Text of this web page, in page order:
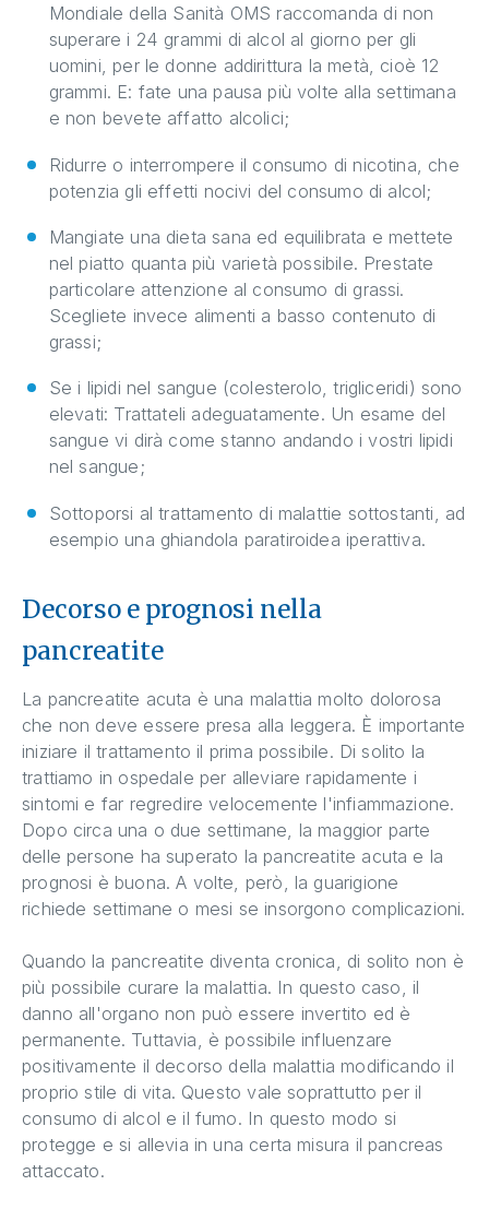
Mondiale della Sanità OMS raccomanda di non
superare i 24 grammi di alcol al giorno per gli
uomini, per le donne addirittura la metà, cioè 12
grammi. E: fate una pausa più volte alla settimana
e non bevete affatto alcolici;
Ridurre o interrompere il consumo di nicotina, che
potenzia gli effetti nocivi del consumo di alcol;
Mangiate una dieta sana ed equilibrata e mettete
nel piatto quanta più varietà possibile. Prestate
particolare attenzione al consumo di grassi.
Scegliete invece alimenti a basso contenuto di
grassi;
Se i lipidi nel sangue (colesterolo, trigliceridi) sono
elevati: Trattateli adeguatamente. Un esame del
sangue vi dirà come stanno andando i vostri lipidi
nel sangue;
Sottoporsi al trattamento di malattie sottostanti, ad
esempio una ghiandola paratiroidea iperattiva.
Decorso e prognosi nella
pancreatite
La pancreatite acuta è una malattia molto dolorosa
che non deve essere presa alla leggera. È importante
iniziare il trattamento il prima possibile. Di solito la
trattiamo in ospedale per alleviare rapidamente i
sintomi e far regredire velocemente l'infiammazione.
Dopo circa una o due settimane, la maggior parte
delle persone ha superato la pancreatite acuta e la
prognosi è buona. A volte, però, la guarigione
richiede settimane o mesi se insorgono complicazioni.
Quando la pancreatite diventa cronica, di solito non è
più possibile curare la malattia. In questo caso, il
danno all'organo non può essere invertito ed è
permanente. Tuttavia, è possibile influenzare
positivamente il decorso della malattia modificando il
proprio stile di vita. Questo vale soprattutto per il
consumo di alcol e il fumo. In questo modo si
protegge e si allevia in una certa misura il pancreas
attaccato.